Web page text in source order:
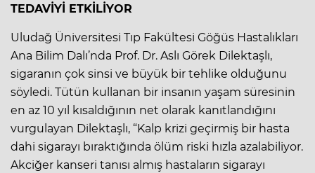
TEDAVİYİ ETKİLİYOR
Uludağ Üniversitesi Tıp Fakültesi Göğüs Hastalıkları
Ana Bilim Dalı’nda Prof. Dr. Aslı Görek Dilektaşlı,
sigaranın çok sinsi ve büyük bir tehlike olduğunu
söyledi. Tütün kullanan bir insanın yaşam süresinin
en az 10 yıl kısaldığının net olarak kanıtlandığını
vurgulayan Dilektaşlı, “Kalp krizi geçirmiş bir hasta
dahi sigarayı bıraktığında ölüm riski hızla azalabiliyor.
Akciğer kanseri tanısı almış hastaların sigarayı